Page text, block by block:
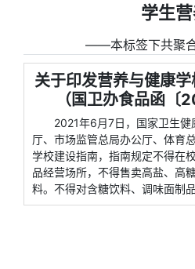
学生
――本标签下共聚
关于印发营养与健康
（国卫办食品函〔
2021年6月7日，国家卫生
厅、市场监管总局办公厅、体育
学校建设指南，指南规定不得在
品经营场所，不得售卖高盐、高
料。不得对含糖饮料、调味面制